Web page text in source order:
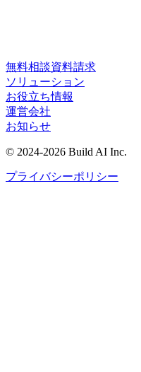
無料相談資料請求
ソリューション
お役立ち情報
運営会社
お知らせ
© 2024-2026 Build AI Inc.
プライバシーポリシー